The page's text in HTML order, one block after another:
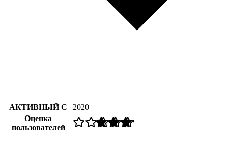
АКТИВНЫЙ С
2020
Оценка
пользователей